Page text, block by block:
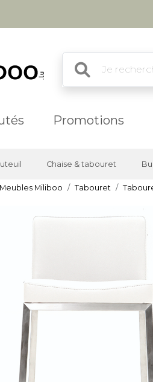
Promotions
Chaise & tabouret
Meubles Miliboo Tabouret